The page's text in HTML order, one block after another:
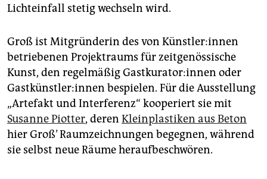
Lichteinfall stetig wechseln wird.
Groß ist Mitgründerin des von Künst­le­r:in­nen
betriebenen Projektraums für zeitgenössische
Kunst, den regelmäßig Gast­ku­ra­to­r:in­nen oder
Gast­künst­le­r:in­nen bespielen. Für die Ausstellung
„Artefakt und Interferenz“ kooperiert sie mit
Susanne Piotter, deren Kleinplastiken aus Beton
hier Groß’ Raumzeichnungen begegnen, während
sie selbst neue Räume heraufbeschwören.